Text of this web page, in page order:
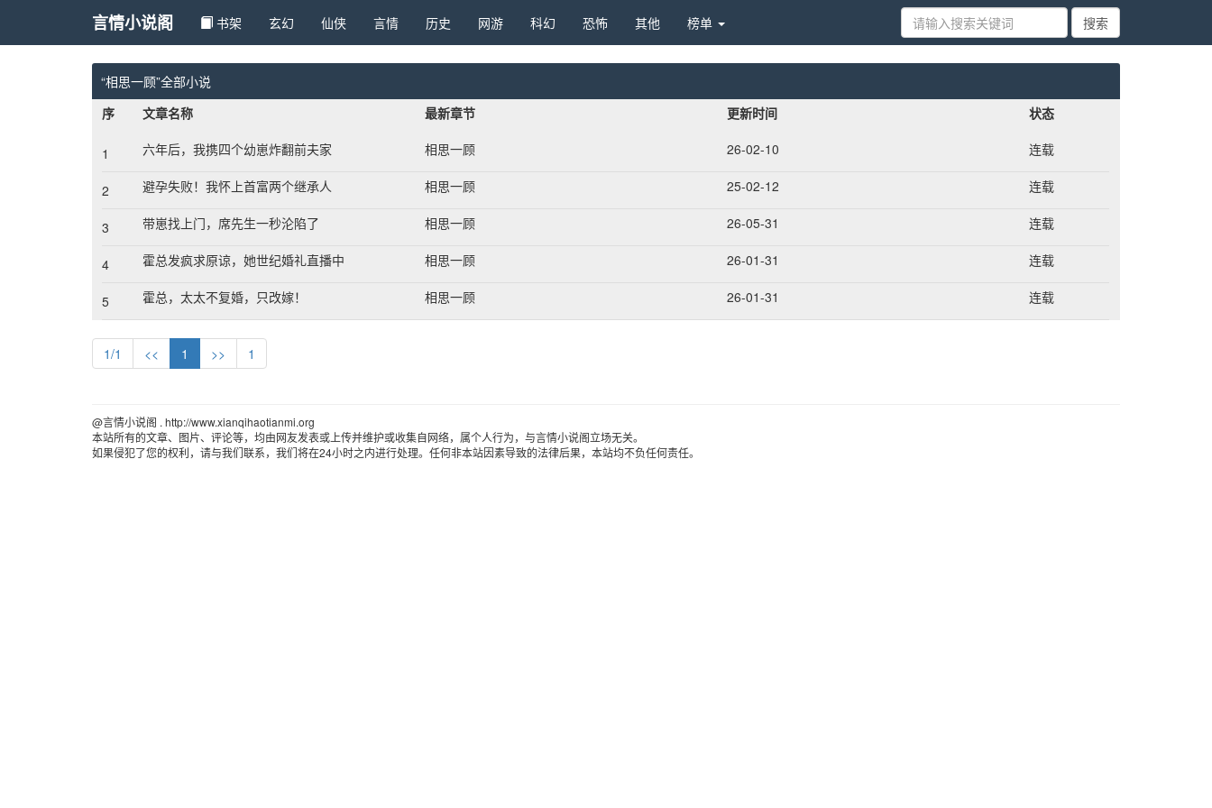
言情小说阁 书架 玄幻 仙侠 言情 历史 网游 科幻 恐怖 其他 榜单
“相思一顾”全部小说
序
文章名称 最新章节 更新时间 状态
1 六年后，我携四个幼崽炸翻前夫家 相思一顾 26-02-10 连载
2 避孕失败！我怀上首富两个继承人 相思一顾 25-02-12 连载
3 带崽找上门，席先生一秒沦陷了 相思一顾 26-05-31 连载
4 霍总发疯求原谅，她世纪婚礼直播中 相思一顾 26-01-31 连载
5 霍总，太太不复婚，只改嫁！ 相思一顾 26-01-31 连载
1/1 << 1 >> 1
@言情小说阁 . http://www.xianqihaotianmi.org
本站所有的文章、图片、评论等，均由网友发表或上传并维护或收集自网络，属个人行为，与言情小说阁立场无关。
如果侵犯了您的权利，请与我们联系，我们将在24小时之内进行处理。任何非本站因素导致的法律后果，本站均不负任何责任。